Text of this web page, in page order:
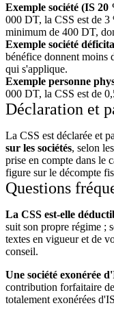
Exemple société (IS 20
000 DT, la CSS est de
minimum de 400 DT,
Exemple société
bénéfice donnent moins
qui s'applique.
Exemple personne
000 DT, la CSS est de
Déclaration et
La CSS est déclarée et
sur les sociétés, selon
prise en compte dans le
figure sur le décompte
Questions
La CSS est-elle
suit son propre régime ;
textes en vigueur et de
conseil.
Une société exonérée
contribution forfaitaire
totalement exonérées